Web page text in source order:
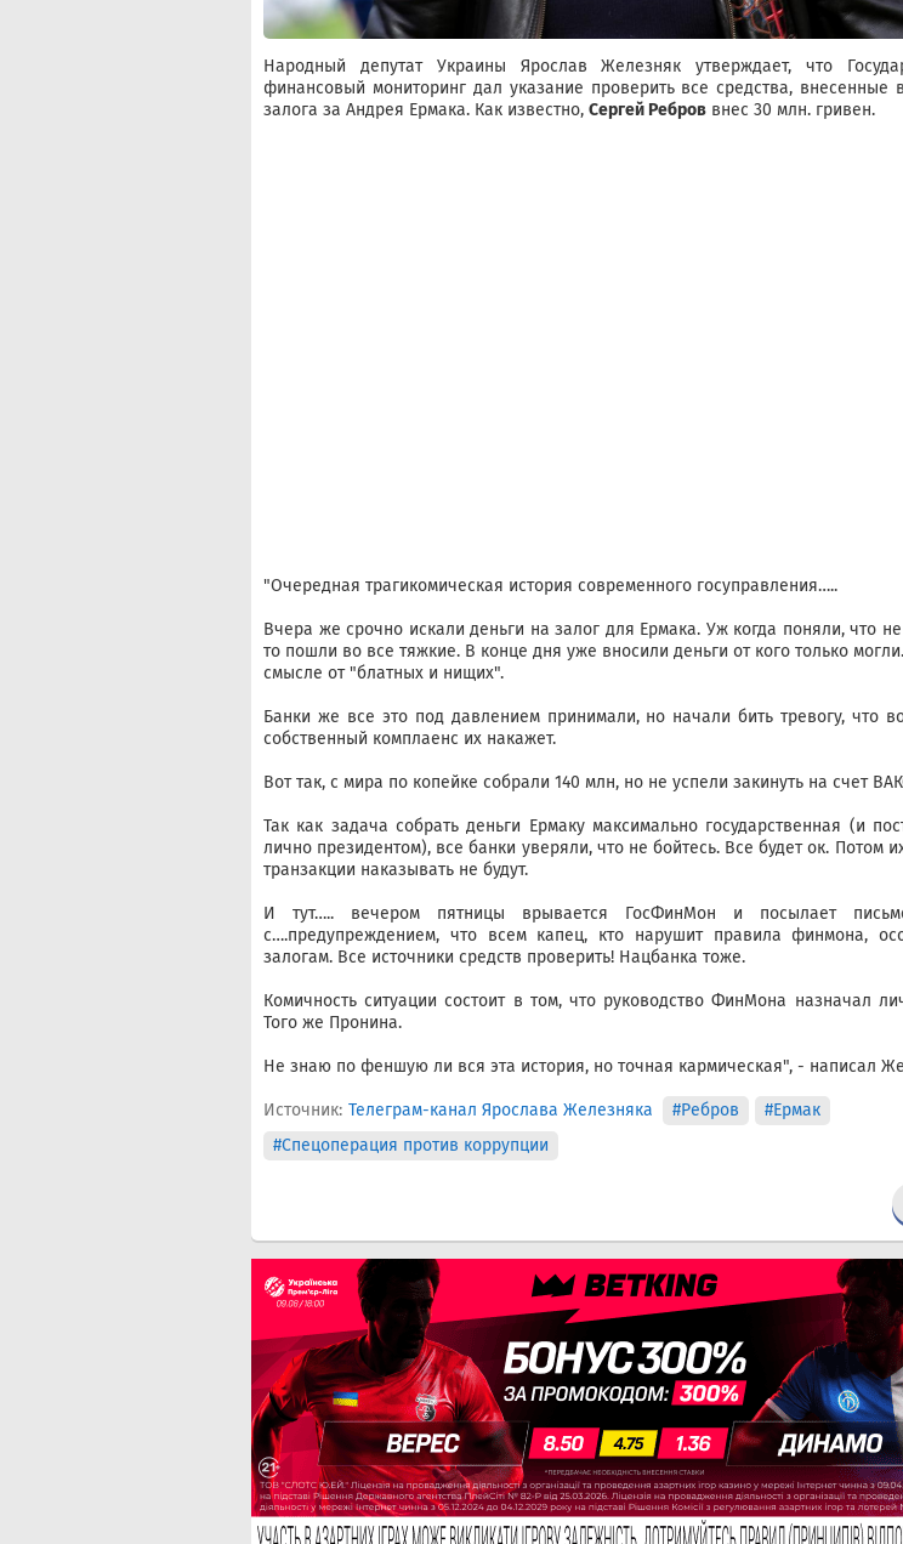
Народный депутат Украины Ярослав Железняк утверждает, что
финансовый мониторинг дал указание проверить все средства, внесенные
залога за Андрея Ермака. Как известно, Сергей Ребров внес 30 млн. гривен.
"Очередная трагикомическая история современного госуправления…..
Вчера же срочно искали деньги на залог для Ермака. Уж когда поняли, что
то пошли во все тяжкие. В конце дня уже вносили деньги от кого только
смысле от "блатных и нищих".
Банки же все это под давлением принимали, но начали бить тревогу, что
собственный комплаенс их накажет.
Вот так, с мира по копейке собрали 140 млн, но не успели закинуть на счет
Так как задача собрать деньги Ермаку максимально государственная (и
лично президентом), все банки уверяли, что не бойтесь. Все будет ок. Потом
транзакции наказывать не будут.
И тут….. вечером пятницы врывается ГосФинМон и посылает
с….предупреждением, что всем капец, кто нарушит правила финмона,
залогам. Все источники средств проверить! Нацбанка тоже.
Комичность ситуации состоит в том, что руководство ФинМона назначал
Того же Пронина.
Не знаю по феншую ли вся эта история, но точная кармическая", - написал
Источник: Телеграм-канал Ярослава Железняка #Ребров
#Ермак
#Спецоперация против коррупции